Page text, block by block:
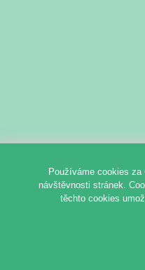
Používáme cookies
návštěvnosti stránek.
těchto cookies